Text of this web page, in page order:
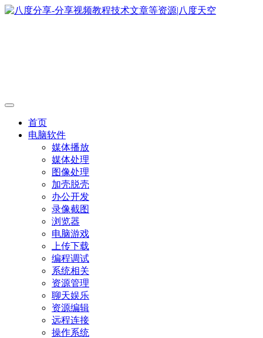
首页
电脑软件
媒体播放
媒体处理
图像处理
加壳脱壳
办公开发
录像截图
浏览器
电脑游戏
上传下载
编程调试
系统相关
资源管理
聊天娱乐
资源编辑
远程连接
操作系统